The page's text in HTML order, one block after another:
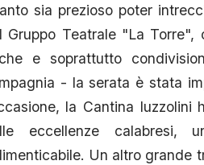
sia prezioso poter
Gruppo Teatrale "La
e soprattutto
- la serata è stata
la Cantina
eccellenze calabresi,
Un altro grande